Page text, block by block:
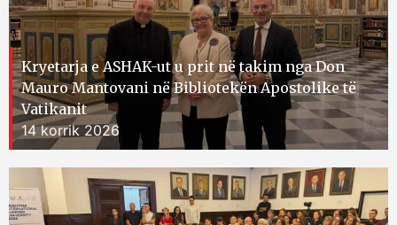
Kryetarja e ASHAK-ut u prit në takim nga Don
Mauro Mantovani në Bibliotekën Apostolike të
Vatikanit
14 korrik 2026